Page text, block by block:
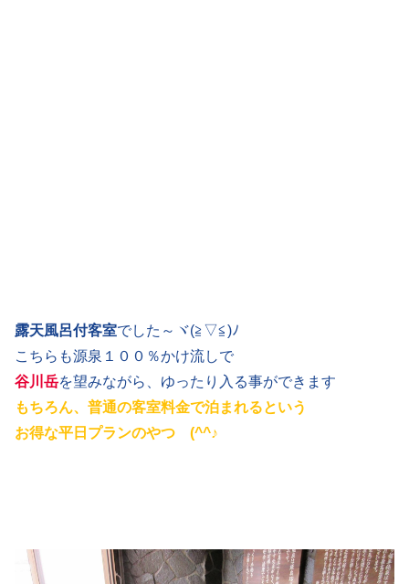
露天風呂付客室でした～ヾ(≧▽≦)ﾉ
こちらも源泉１００％かけ流しで
谷川岳を望みながら、ゆったり入る事ができます
もちろん、普通の客室料金で泊まれるという
お得な平日プランのやつ (^^♪